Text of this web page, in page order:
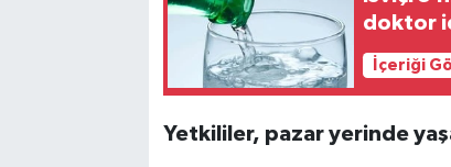
doktor
İçeriği
Yetkililer, pazar yerinde